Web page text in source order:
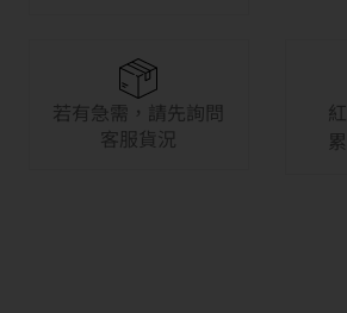
若有急需，請先詢問
客服貨況